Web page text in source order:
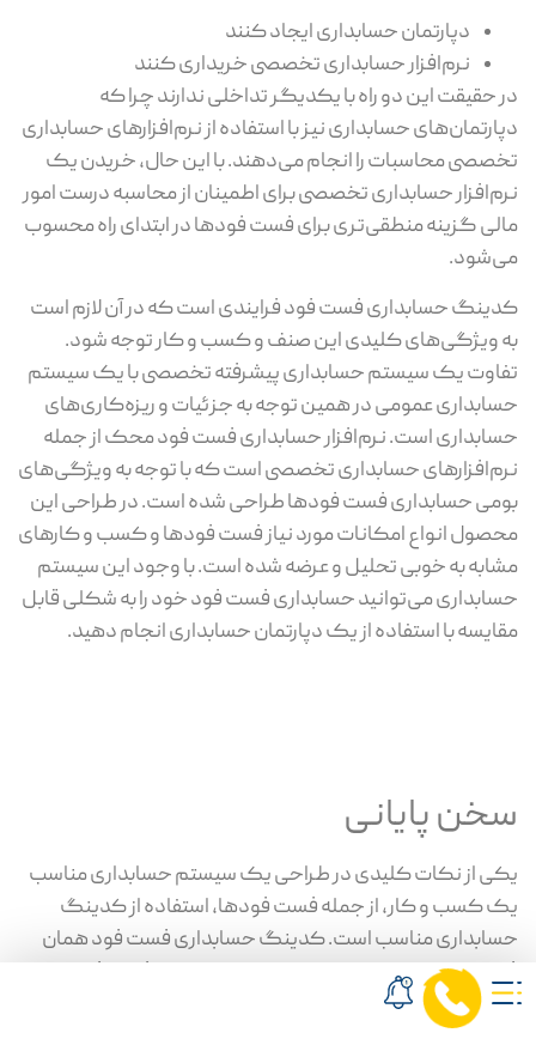
دپارتمان حسابداری ایجاد کنند
نرم‌افزار حسابداری تخصصی خریداری کنند
در حقیقت این دو راه با یکدیگر تداخلی ندارند چرا که
دپارتمان‌های حسابداری نیز با استفاده از نرم‌افزارهای حسابداری
تخصصی محاسبات را انجام می‌دهند. با این حال، خریدن یک
نرم‌افزار حسابداری تخصصی برای اطمینان از محاسبه درست امور
مالی گزینه منطقی‌تری برای فست فودها در ابتدای راه محسوب
می‌شود.
کدینگ حسابداری فست فود فرایندی است که در آن لازم است
به ویژگی‌های کلیدی این صنف و کسب و کار توجه شود.
تفاوت یک سیستم حسابداری پیشرفته تخصصی با یک سیستم
حسابداری عمومی در همین توجه به جزئیات و ریزه‌کاری‌های
حسابداری است. نرم‌افزار حسابداری فست فود محک از جمله
نرم‌افزارهای حسابداری تخصصی است که با توجه به ویژگی‌های
بومی حسابداری فست فودها طراحی شده است. در طراحی این
محصول انواع امکانات مورد نیاز فست فودها و کسب و کارهای
مشابه به خوبی تحلیل و عرضه شده است. با وجود این سیستم
حسابداری می‌توانید حسابداری فست فود خود را به شکلی قابل
مقایسه با استفاده از یک دپارتمان حسابداری انجام دهید.
سخن پایانی
یکی از نکات کلیدی در طراحی یک سیستم حسابداری مناسب
یک کسب و کار، از جمله فست فودها، استفاده از کدینگ
حسابداری مناسب است. کدینگ حسابداری فست فود همان
فرایندی است که باعث می‌شود حسابداری یک فست فود
امکان‌پذیر شود. یعنی بدون وجود کدینگ حسابداری مناسب،
امکان طبقه‌بندی و سازماندهی حساب‌ها به نحوی که عملیات